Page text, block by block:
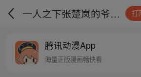
一人之下张楚岚的爷爷之前叫什么 打
腾讯动漫App
海量正版漫画畅快看